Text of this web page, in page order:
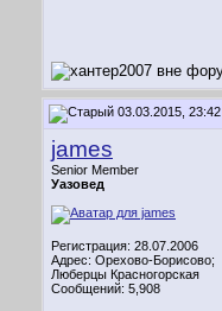
03.03.2015, 23:42
james
Senior Member
Уазовед
Регистрация: 28.07.2006
Адрес: Орехово-Борисово;
Люберцы Красногорская
Сообщений: 5,908